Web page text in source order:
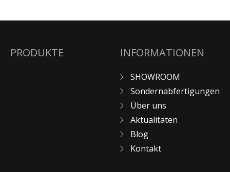
PRODUKTE INFORMATIONEN
SHOWROOM
Sondernabfertigungen
Über uns
Aktualitäten
Blog
Kontakt